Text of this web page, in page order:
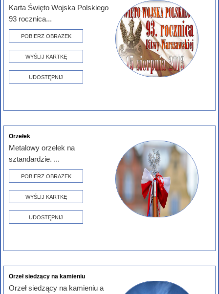
Karta Święto Wojska Polskiego
93 rocznica...
POBIERZ OBRAZEK
WYŚLIJ KARTKĘ
UDOSTĘPNIJ
Orzełek
Metalowy orzełek na
sztandardzie. ...
POBIERZ OBRAZEK
WYŚLIJ KARTKĘ
UDOSTĘPNIJ
Orzeł siedzący na kamieniu
Orzeł siedzący na kamieniu a